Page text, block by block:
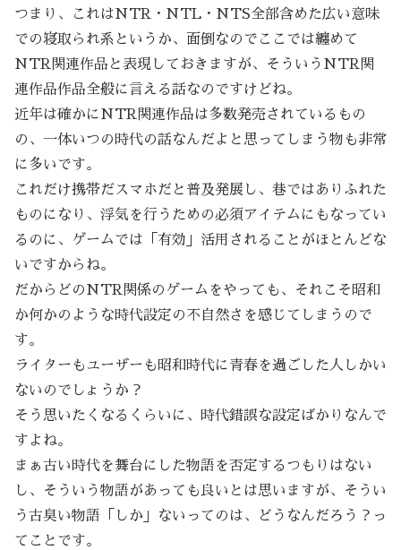
つまり、これはNTR・NTL・NTS全部含めた広い意味
での寝取られ系というか、面倒なのでここでは纏めて
NTR関連作品と表現しておきますが、そういうNTR関
連作品作品全般に言える話なのですけどね。
近年は確かにNTR関連作品は多数発売されているもの
の、一体いつの時代の話なんだよと思ってしまう物も非常
に多いです。
これだけ携帯だスマホだと普及発展し、巷ではありふれた
ものになり、浮気を行うための必須アイテムにもなってい
るのに、ゲームでは「有効」活用されることがほとんどな
いですからね。
だからどのNTR関係のゲームをやっても、それこそ昭和
か何かのような時代設定の不自然さを感じてしまうので
す。
ライターもユーザーも昭和時代に青春を過ごした人しかい
ないのでしょうか？
そう思いたくなるくらいに、時代錯誤な設定ばかりなんで
すよね。
まぁ古い時代を舞台にした物語を否定するつもりはない
し、そういう物語があっても良いとは思いますが、そうい
う古臭い物語「しか」ないってのは、どうなんだろう？っ
てことです。